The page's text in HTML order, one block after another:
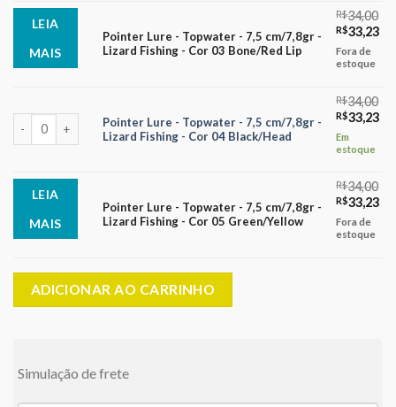
R$34,00.
LEIA
MAIS
Pointer Lure - Topwater - 7,5 cm/7,8gr -
Lizard Fishing - Cor 03 Bone/Red Lip
R$34,00
O
preço
original
R$34,00.
R$33,23O
Fora de
estoque
Pointer Lure - Topwater - 7,5 cm/7,8gr - Lizard Fishing - Cor 04
Pointer Lure - Topwater - 7,5 cm/7,8gr -
Lizard Fishing - Cor 04 Black/Head
R$34,00
O
preço
original
R$34,00.
R$33,23O
Em
estoque
LEIA
MAIS
Pointer Lure - Topwater - 7,5 cm/7,8gr -
Lizard Fishing - Cor 05 Green/Yellow
R$34,00
O
preço
original
R$33,23O
Fora de
estoque
ADICIONAR AO CARRINHO
Simulação de frete